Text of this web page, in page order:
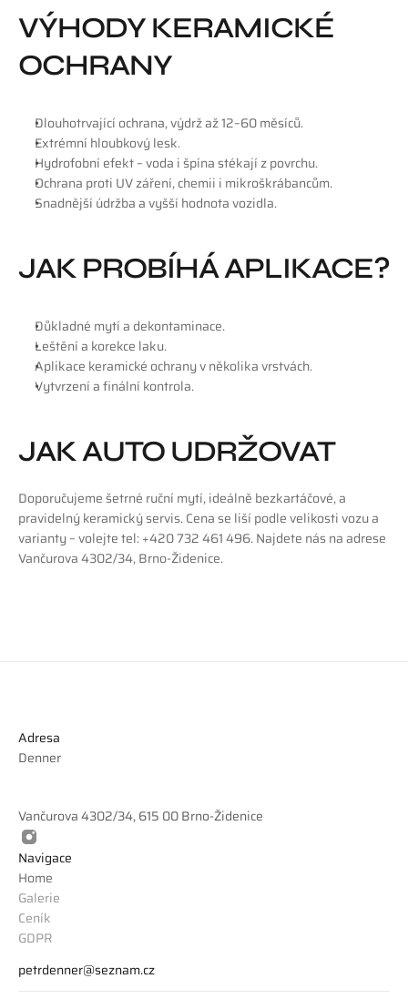
VÝHODY KERAMICKÉ
OCHRANY
Dlouhotrvající ochrana, výdrž až 12–60 měsíců.
Extrémní hloubkový lesk.
Hydrofobní efekt – voda i špína stékají z povrchu.
Ochrana proti UV záření, chemii i mikroškrábancům.
Snadnější údržba a vyšší hodnota vozidla.
JAK PROBÍHÁ APLIKACE?
Důkladné mytí a dekontaminace.
Leštění a korekce laku.
Aplikace keramické ochrany v několika vrstvách.
Vytvrzení a finální kontrola.
JAK AUTO UDRŽOVAT
Doporučujeme šetrné ruční mytí, ideálně bezkartáčové, a
pravidelný keramický servis. Cena se liší podle velikosti vozu a
varianty – volejte tel: +420 732 461 496. Najdete nás na adrese
Vančurova 4302/34, Brno-Židenice.
Adresa
Denner
Vančurova 4302/34, 615 00 Brno-Židenice
Navigace
Home
Galerie
Ceník
GDPR
petrdenner@seznam.cz